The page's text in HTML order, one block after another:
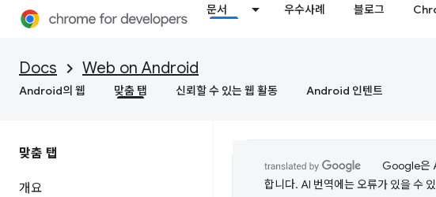
문서 우수사례 블로그
Docs Web on Android
Android의 웹 맞춤 탭 신뢰할 수 있는 웹 활동 Android 인텐트
맞춤 탭
개요
Google은
합니다. AI 번역에는 오류가 있을 수